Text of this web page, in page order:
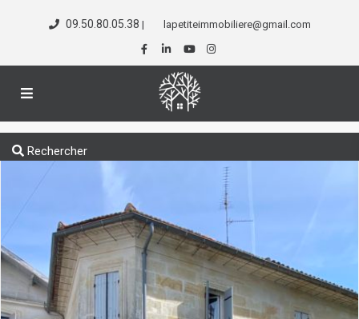
09.50.80.05.38 | lapetiteimmobiliere@gmail.com
Rechercher